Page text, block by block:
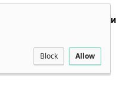
Block Allow
Новини